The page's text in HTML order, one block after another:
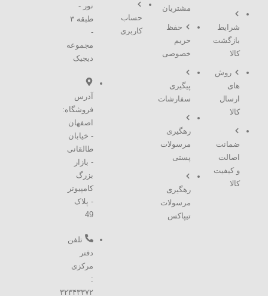
شرایط
بازگشت
کالا
روش
های
ارسال
کالا
ضمانت
اصالت
و کیفیت
کالا
مشتریان
حفظ
حریم
خصوصی
پیگیری
سفارشات
رهگیری
مرسولات
پستی
رهگیری
مرسولات
تیپاکس
حساب
کاربری
نور -
طبقه ۳
-
مجموعه
دیجیک
آدرس
فروشگاه:
اصفهان
- خیابان
طالقانی
- بازار
بزرگ
کامپیوتر
- پلاک
49
تلفن
دفتر
مرکزی
:
۳۲۳۴۳۳۷۲